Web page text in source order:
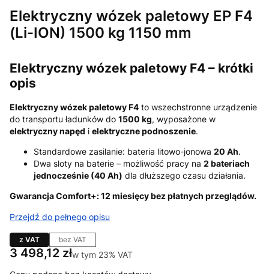
Elektryczny wózek paletowy EP F4
(Li-ION) 1500 kg 1150 mm
Elektryczny wózek paletowy F4 – krótki
opis
Elektryczny wózek paletowy F4 to wszechstronne urządzenie
do transportu ładunków do 1500 kg, wyposażone w
elektryczny napęd i elektryczne podnoszenie.
Standardowe zasilanie: bateria litowo-jonowa 20 Ah.
Dwa sloty na baterie – możliwość pracy na 2 bateriach
jednocześnie (40 Ah) dla dłuższego czasu działania.
Gwarancja Comfort+: 12 miesięcy bez płatnych przeglądów.
Przejdź do pełnego opisu
z VAT bez VAT
Cena
3 498,12 złw tym 23% VAT
w tym 23% VAT